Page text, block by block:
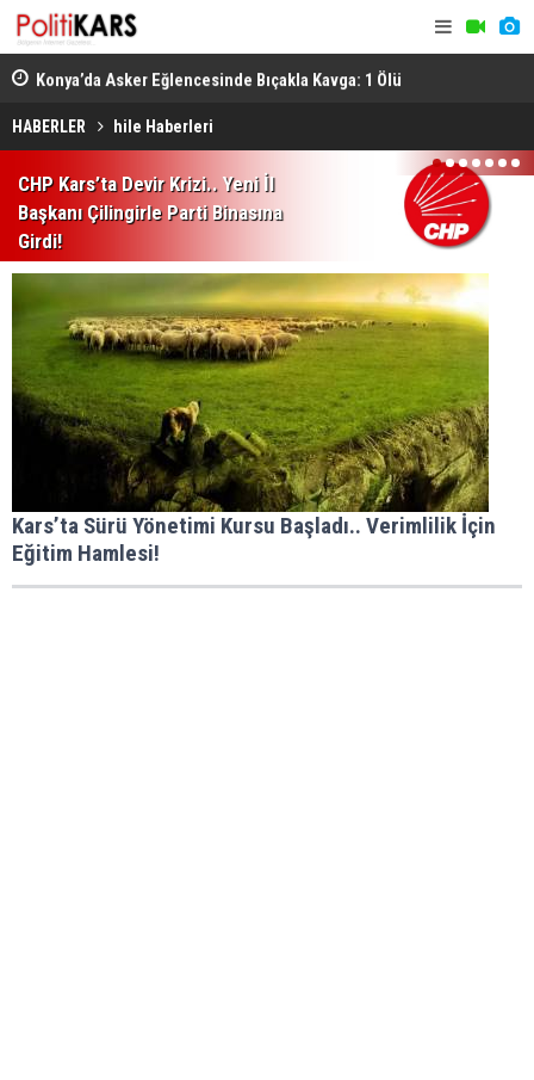
Konya’da Asker Eğlencesinde Bıçakla Kavga: 1 Ölü
HABERLER hile Haberleri
CHP Kars’ta Devir Krizi.. Yeni İl
Başkanı Çilingirle Parti Binasına
Girdi!
1 2 3 4 5 6 7
Kars’ta Sürü Yönetimi Kursu Başladı.. Verimlilik İçin
Eğitim Hamlesi!